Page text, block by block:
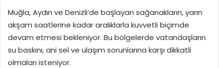
Muğla, Aydın ve Denizli’de başlayan sağanakların, yarın
akşam saatlerine kadar aralıklarla kuvvetli biçimde
devam etmesi bekleniyor. Bu bölgelerde vatandaşların
su baskını, ani sel ve ulaşım sorunlarına karşı dikkatli
olmaları isteniyor.